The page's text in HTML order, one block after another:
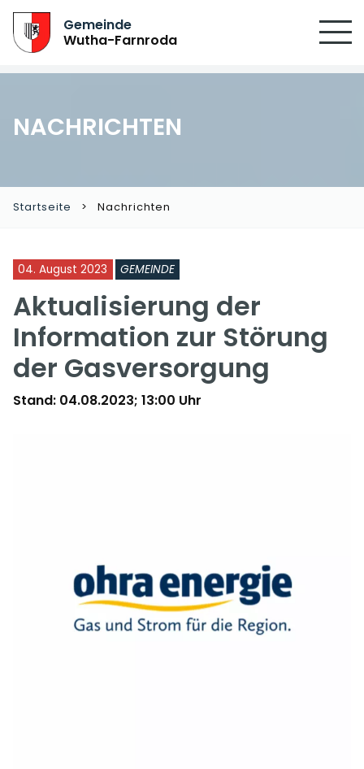
Gemeinde
Wutha-Farnroda
NACHRICHTEN
Startseite Nachrichten
04. August 2023 GEMEINDE
Aktualisierung der
Information zur Störung
der Gasversorgung
Stand: 04.08.2023; 13:00 Uhr